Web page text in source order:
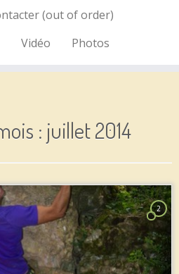
(out of order)
Vidéo Photos
: juillet 2014
2